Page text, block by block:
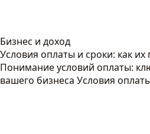
Бизнес и доход
Условия оплаты и сроки: как
Понимание условий оплаты:
вашего бизнеса Условия